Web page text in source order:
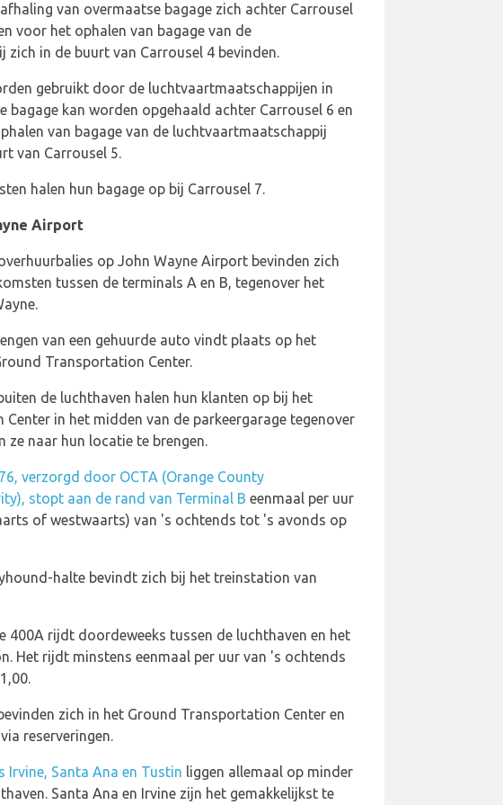
van overmaatse bagage zich achter Carrousel
voor het ophalen van bagage van de
in de buurt van Carrousel 4 bevinden.
gebruikt door de luchtvaartmaatschappijen in
bagage kan worden opgehaald achter Carrousel 6 en
van bagage van de luchtvaartmaatschappij
van Carrousel 5.
halen hun bagage op bij Carrousel 7.
Airport
op John Wayne Airport bevinden zich
tussen de terminals A en B, tegenover het
van een gehuurde auto vindt plaats op het
Transportation Center.
de luchthaven halen hun klanten op bij het
in het midden van de parkeergarage tegenover
ze naar hun locatie te brengen.
verzorgd door OCTA (Orange County
stopt aan de rand van Terminal B eenmaal per uur
of westwaarts) van 's ochtends tot 's avonds op
halte bevindt zich bij het treinstation van
400A rijdt doordeweeks tussen de luchthaven en het
Het rijdt minstens eenmaal per uur van 's ochtends
zich in het Ground Transportation Center en
reserveringen.
Irvine, Santa Ana en Tustin liggen allemaal op minder
Santa Ana en Irvine zijn het gemakkelijkst te